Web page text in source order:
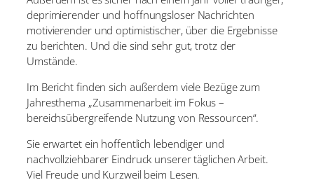
deprimierender und hoffnungsloser Nachrichten
motivierender und optimistischer, über die Ergebnisse
zu berichten. Und die sind sehr gut, trotz der
Umstände.
Im Bericht finden sich außerdem viele Bezüge zum
Jahresthema „Zusammenarbeit im Fokus –
bereichsübergreifende Nutzung von Ressourcen“.
Sie erwartet ein hoffentlich lebendiger und
nachvollziehbarer Eindruck unserer täglichen Arbeit.
Viel Freude und Kurzweil beim Lesen.